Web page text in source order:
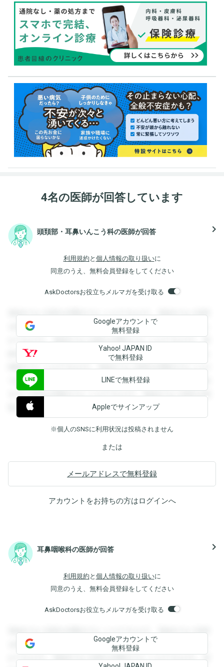
4名の医師が回答しています
頭頚部・耳鼻いんこう科の医師が回答 navigate_next
利用規約 と 個人情報の取り扱いに
同意のうえ、無料会員登録をしてください
AskDoctorsお役立ちメルマガを受け取る
登録すると回答を閲覧することができます。登録すると回答
を閲覧することができます。登録すると回答を閲覧すること
ができます。登録すると回答を閲覧することができます。登
録すると回答を閲覧することができます。登録すると回答を
閲覧することができます。登録すると回答を閲覧することが
できます。登録すると回答を閲覧することができます。登録
すると回答を閲覧することができます。登録すると回答を閲
覧することができます。
Googleアカウントで
無料登録
Yahoo! JAPAN ID
で無料登録
LINEで無料登録
Appleでサインアップ
※個人のSNSに利用状況は投稿されません
または
メールアドレスで無料登録
アカウントをお持ちの方はログインへ
耳鼻咽喉科の医師が回答 navigate_next
利用規約 と 個人情報の取り扱いに
同意のうえ、無料会員登録をしてください
AskDoctorsお役立ちメルマガを受け取る
登録すると回答を閲覧することができます。登録すると回答
を閲覧することができます。登録すると回答を閲覧すること
ができます。登録すると回答を閲覧することができます。登
Googleアカウントで
無料登録